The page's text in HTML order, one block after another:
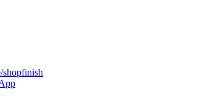
shopfinish